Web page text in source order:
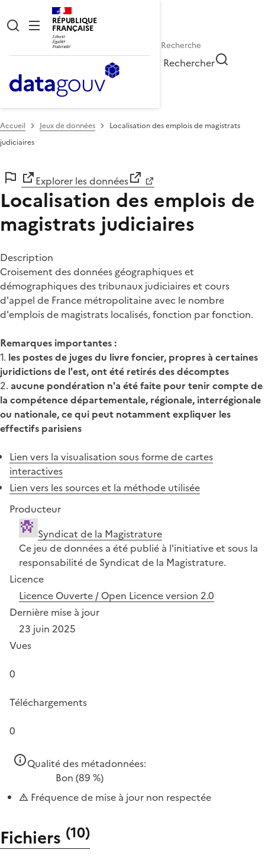
RÉPUBLIQUE
FRANÇAISE
Rechercher
Accueil Jeux de données
Localisation des emplois de magistrats
judiciaires
Explorer les données
Localisation des emplois de
magistrats judiciaires
Description
Croisement des données géographiques et
démographiques des tribunaux judiciaires et cours
d'appel de France métropolitaine avec le nombre
d'emplois de magistrats localisés, fonction par fonction.
Remarques importantes :
1. les postes de juges du livre foncier, propres à certaines
juridictions de l'est, ont été retirés des décomptes
2. aucune pondération n'a été faite pour tenir compte de
la compétence départementale, régionale, interrégionale
ou nationale, ce qui peut notamment expliquer les
effectifs parisiens
Lien vers la visualisation sous forme de cartes
interactives
Lien vers les sources et la méthode utilisée
Producteur
Syndicat de la Magistrature
Ce jeu de données a été publié à l'initiative et sous la
responsabilité de Syndicat de la Magistrature.
Licence
Licence Ouverte / Open Licence version 2.0
Dernière mise à jour
23 juin 2025
Vues
0
Téléchargements
0
Qualité des métadonnées:
Bon (89 %)
Fréquence de mise à jour non respectée
Fichiers (10)